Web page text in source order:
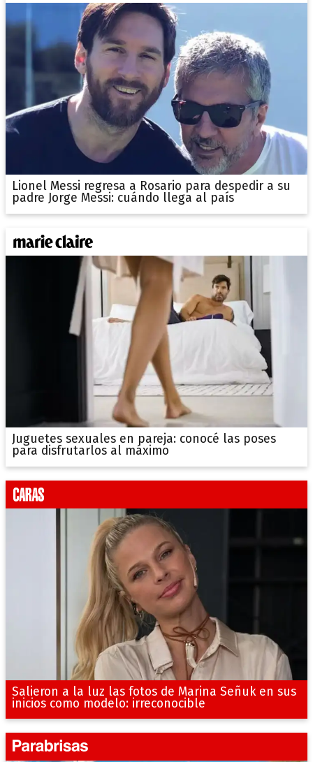
Lionel Messi regresa a Rosario para despedir a su
padre Jorge Messi: cuándo llega al país
Juguetes sexuales en pareja: conocé las poses
para disfrutarlos al máximo
Salieron a la luz las fotos de Marina Señuk en sus
inicios como modelo: irreconocible